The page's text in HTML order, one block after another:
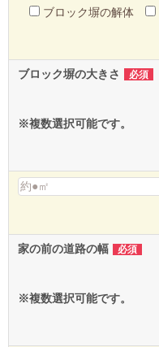
ブロック塀の解体
ブロック塀の大きさ 必須
※複数選択可能です。
家の前の道路の幅 必須
※複数選択可能です。